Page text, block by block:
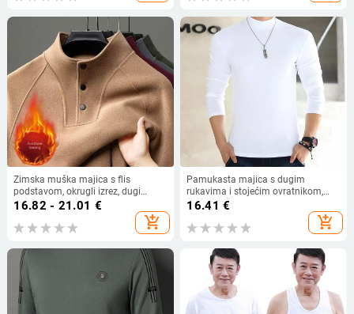
Zimska muška majica s flis
podstavom, okrugli izrez, dugi
rukav, slobodan kroj, poliesterska
16.82 - 21.01 €
add_shopping_cart
Pamukasta majica s dugim
rukavima i stojećim ovratnikom,
jednobojna, osnovni komad, plus
16.41 €
add_shopping_cart